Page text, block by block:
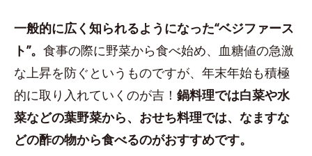
一般的に広く知られるようになった“ベジファース
ト”。 食事の際に野菜から食べ始め、血糖値の急激
な上昇を防ぐというものですが、年末年始も積極
的に取り入れていくのが吉！ 鍋料理では白菜や水
菜などの葉野菜から、おせち料理では、なますな
どの酢の物から食べるのがおすすめです。